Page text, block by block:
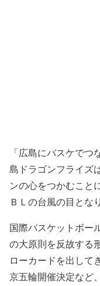
「広島にバスケで
島ドラゴンフライズ
ンの心をつかむこと
ＢＬの台風の目とな
国際バスケットボー
の大原則を反故する
ローカードを出して
京五輪開催決定など